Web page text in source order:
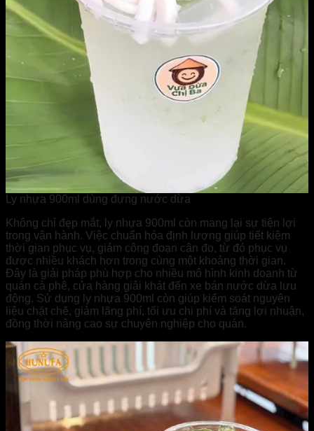
Ly nhựa 900ml dùng đựng nước dừa
Không chỉ đẹp mắt, ly nhựa 900ml còn mang lại sự tiện lợi
trong vận hành. Việc chuẩn hóa định lượng giúp tiết kiệm
thời gian phục vụ, giảm công đoạn cân đo, từ đó phục vụ
được nhiều khách hơn trong cùng một khoảng thời gian.
Đây là giải pháp phù hợp cho nhiều mô hình kinh doanh từ
quán cà phê, cửa hàng giải khát đến xe bán nước dừa lưu
động. Sử dụng ly nhựa 900ml còn giúp kiểm soát nguyên
liệu chặt chẽ, giảm lãng phí, tối ưu chi phí và tăng lợi nhuận,
đồng thời nâng cao sự chuyên nghiệp cho quán.